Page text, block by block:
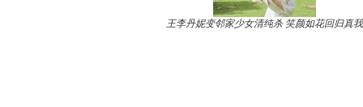
王李丹妮变邻家少女清纯杀 笑颜如花回归真我